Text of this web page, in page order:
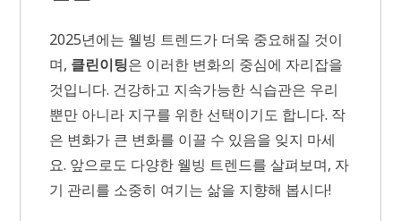
2025년에는 웰빙 트렌드가 더욱 중요해질 것이
며, 클린이팅은 이러한 변화의 중심에 자리잡을
것입니다. 건강하고 지속가능한 식습관은 우리
뿐만 아니라 지구를 위한 선택이기도 합니다. 작
은 변화가 큰 변화를 이끌 수 있음을 잊지 마세
요. 앞으로도 다양한 웰빙 트렌드를 살펴보며, 자
기 관리를 소중히 여기는 삶을 지향해 봅시다!